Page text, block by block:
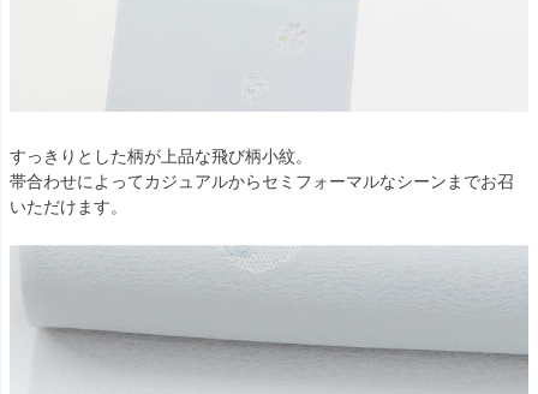
すっきりとした柄が上品な飛び柄小紋。
帯合わせによってカジュアルからセミフォーマルなシーンまでお召
いただけます。